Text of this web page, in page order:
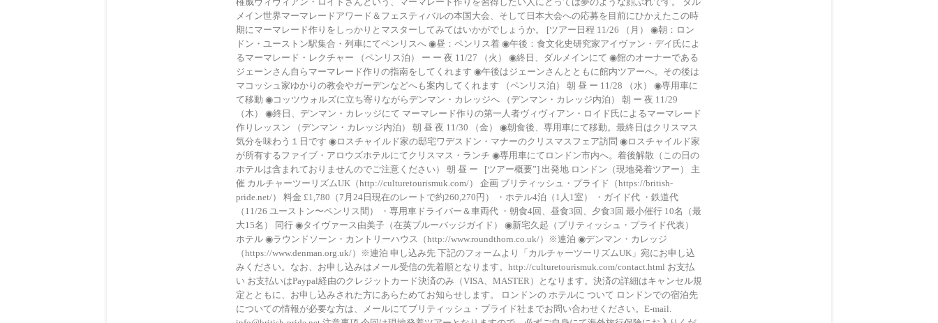
メイン世界マーマレードアワード＆フェスティバルの本国大会、そして日本大会への応募を目前にひかえたこの時
期にマーマレード作りをしっかりとマスターしてみてはいかがでしょうか。 [ツアー日程 11/26 （月） ◉朝：ロン
ドン・ユーストン駅集合・列車にてペンリスへ ◉昼：ペンリス着 ◉午後：食文化史研究家アイヴァン・デイ氏によ
るマーマレード・レクチャー （ペンリス泊） ー ー 夜 11/27 （火） ◉終日、ダルメインにて ◉館のオーナーである
ジェーンさん自らマーマレード作りの指南をしてくれます ◉午後はジェーンさんとともに館内ツアーへ。その後は
マコッシュ家ゆかりの教会やガーデンなどへも案内してくれます （ペンリス泊） 朝 昼 ー 11/28 （水） ◉専用車に
て移動 ◉コッツウォルズに立ち寄りながらデンマン・カレッジへ （デンマン・カレッジ内泊） 朝 ー 夜 11/29
（木） ◉終日、デンマン・カレッジにて マーマレード作りの第一人者ヴィヴィアン・ロイド氏によるマーマレード
作りレッスン （デンマン・カレッジ内泊） 朝 昼 夜 11/30 （金） ◉朝食後、専用車にて移動。最終日はクリスマス
気分を味わう１日です ◉ロスチャイルド家の邸宅ワデスドン・マナーのクリスマスフェア訪問 ◉ロスチャイルド家
が所有するファイブ・アロウズホテルにてクリスマス・ランチ ◉専用車にてロンドン市内へ。着後解散（この日の
ホテルは含まれておりませんのでご注意ください） 朝 昼 ー [ツアー概要”] 出発地 ロンドン（現地発着ツアー） 主
催 カルチャーツーリズムUK（http://culturetourismuk.com/） 企画 ブリティッシュ・プライド（https://british-
pride.net/） 料金 £1,780（7月24日現在のレートで約260,270円） ・ホテル4泊（1人1室） ・ガイド代 ・鉄道代
（11/26 ユーストン〜ペンリス間） ・専用車ドライバー＆車両代 ・朝食4回、昼食3回、夕食3回 最小催行 10名（最
大15名） 同行 ◉タイヴァース由美子（在英ブルーバッジガイド） ◉新宅久起（ブリティッシュ・プライド代表）
ホテル ◉ラウンドソーン・カントリーハウス（http://www.roundthorn.co.uk/）※連泊 ◉デンマン・カレッジ
（https://www.denman.org.uk/）※連泊 申し込み先 下記のフォームより「カルチャーツーリズムUK」宛にお申し込
みください。なお、お申し込みはメール受信の先着順となります。http://culturetourismuk.com/contact.html お支払
い お支払いはPaypal経由のクレジットカード決済のみ（VISA、MASTER）となります。決済の詳細はキャンセル規
定とともに、お申し込みされた方にあらためてお知らせします。 ロンドンの ホテルに ついて ロンドンでの宿泊先
についての情報が必要な方は、メールにてブリティッシュ・プライド社までお問い合わせください。E-mail.